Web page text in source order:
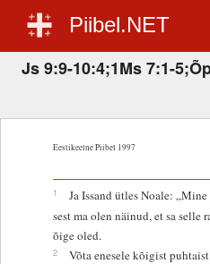
Piibel.NET
Js 9:9-10:4;1Ms 7:1-
Eestikeelne Piibel 1997
1
Ja Issand ütles Noale:
sest ma olen näinud, et sa selle
õige oled.
2
Võta enesele kõigist